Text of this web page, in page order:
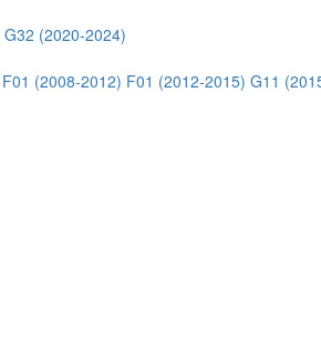
G32 (2020-2024)
F01 (2008-2012) F01 (2012-2015) G11